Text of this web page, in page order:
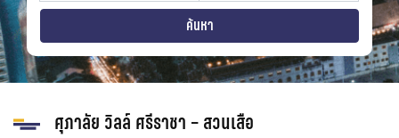
strain-station
sprice
ค้นหา
ศุภาลัย วิลล์ ศรีราชา – สวนเสือ